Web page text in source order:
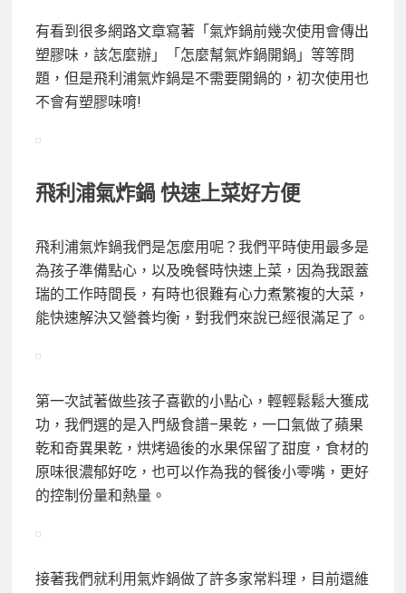
有看到很多網路文章寫著「氣炸鍋前幾次使用會傳出
塑膠味，該怎麼辦」「怎麼幫氣炸鍋開鍋」等等問
題，但是飛利浦氣炸鍋是不需要開鍋的，初次使用也
不會有塑膠味唷!
飛利浦氣炸鍋 快速上菜好方便
飛利浦氣炸鍋我們是怎麼用呢？我們平時使用最多是
為孩子準備點心，以及晚餐時快速上菜，因為我跟蓋
瑞的工作時間長，有時也很難有心力煮繁複的大菜，
能快速解決又營養均衡，對我們來說已經很滿足了。
第一次試著做些孩子喜歡的小點心，輕輕鬆鬆大獲成
功，我們選的是入門級食譜–果乾，一口氣做了蘋果
乾和奇異果乾，烘烤過後的水果保留了甜度，食材的
原味很濃郁好吃，也可以作為我的餐後小零嘴，更好
的控制份量和熱量。
接著我們就利用氣炸鍋做了許多家常料理，目前還維